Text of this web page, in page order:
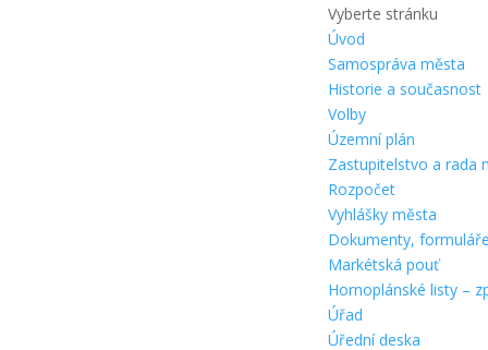
Vyberte stránku
Úvod
Samospráva města
Historie a současnost
Volby
Územní plán
Zastupitelstvo a rada
Rozpočet
Vyhlášky města
Dokumenty, formuláře
Markétská pouť
Hornoplánské listy –
Úřad
Úřední deska